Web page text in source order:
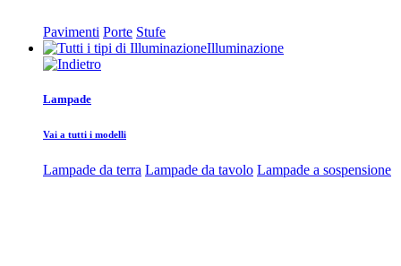
Pavimenti Porte Stufe
Illuminazione
Lampade
Vai a tutti i modelli
Lampade da terra Lampade da tavolo Lampade a sospensione